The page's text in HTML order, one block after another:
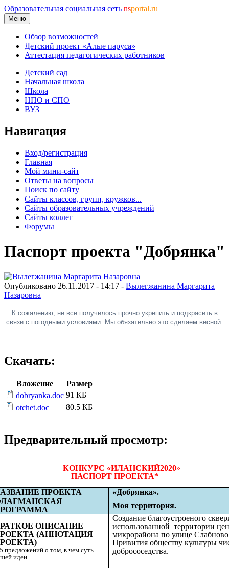
Образовательная социальная сеть nsportal.ru
Меню
Обзор возможностей
Детский проект «Алые паруса»
Аттестация педагогических работников
Детский сад
Начальная школа
Школа
НПО и СПО
ВУЗ
Навигация
Вход/регистрация
Главная
Мой мини-сайт
Ответы на вопросы
Поиск по сайту
Сайты классов, групп, кружков...
Сайты образовательных учреждений
Сайты коллег
Форумы
Паспорт проекта "Добрянка"
Опубликовано 26.11.2017 - 14:17 - Вылегжанина Маргарита
Назаровна
К сожалению, не все получилось прочно укрепить и подкрасить в
связи с погодными условиями. Мы обязательно это сделаем весной.
Скачать:
Вложение
Размер
dobryanka.doc 91 КБ
otchet.doc
80.5 КБ
Предварительный просмотр:
КОНКУРС «ИЛАНСКИЙ2020»
ПАСПОРТ ПРОЕКТА*
ПРОЕКТА
«Добрянка».
Моя территория.
ОПИСАНИЕ
(АННОТАЦИЯ
предложений о том, в чем суть
идеи
Создание благоустроеного
использованной территории
микрорайона по улице
Привития обществу культуры
добрососедства.